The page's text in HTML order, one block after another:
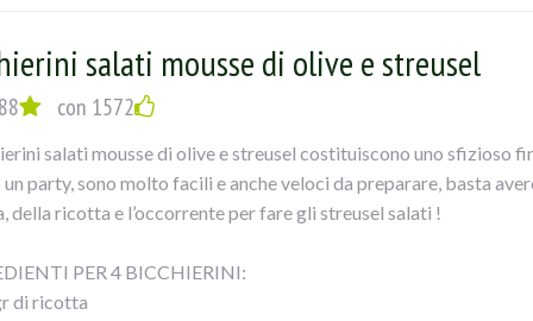
e
evo, coprirlicon un trito di olive , mandorle e pane
,salare,pepare ed unire aglio tritato,vino bianco ed
con carta alluminio ed infornare x 15`..a cca200°...POI
il calamaro tagliarlo a fette e servirlo contornato dai
salati mousse di olive e streusel
con 1572
salati mousse di olive e streusel costituiscono uno sfizioso
party, sono molto facili e anche veloci da preparare, basta
della ricotta e l’occorrente per fare gli streusel salati !
PER 4 BICCHIERINI:
di ricotta